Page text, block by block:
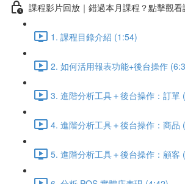
課程影片回放｜錯過本月課程？點擊觀看
1. 課程目錄介紹 (1:54)
2. 如何活用報表功能+後台操作
3. 進階分析工具＋後台操作：訂單
4. 進階分析工具＋後台操作：商品
5. 進階分析工具＋後台操作：顧客